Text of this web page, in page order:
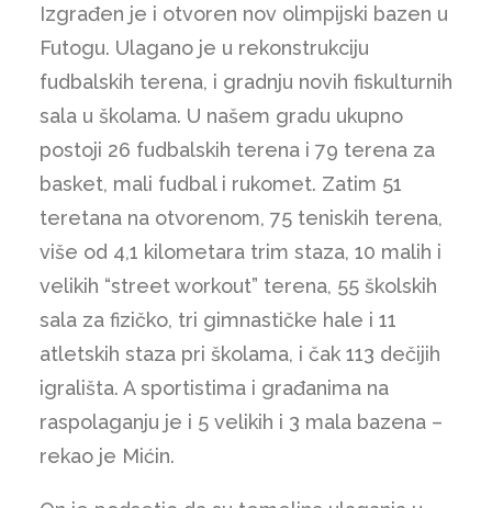
Izgrađen je i otvoren nov olimpijski bazen u
Futogu. Ulagano je u rekonstrukciju
fudbalskih terena, i gradnju novih fiskulturnih
sala u školama. U našem gradu ukupno
postoji 26 fudbalskih terena i 79 terena za
basket, mali fudbal i rukomet. Zatim 51
teretana na otvorenom, 75 teniskih terena,
više od 4,1 kilometara trim staza, 10 malih i
velikih “street workout” terena, 55 školskih
sala za fizičko, tri gimnastičke hale i 11
atletskih staza pri školama, i čak 113 dečijih
igrališta. A sportistima i građanima na
raspolaganju je i 5 velikih i 3 mala bazena –
rekao je Mićin.